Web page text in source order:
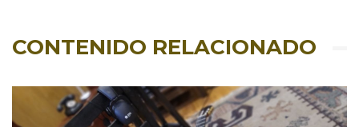
CONTENIDO RELACIONADO